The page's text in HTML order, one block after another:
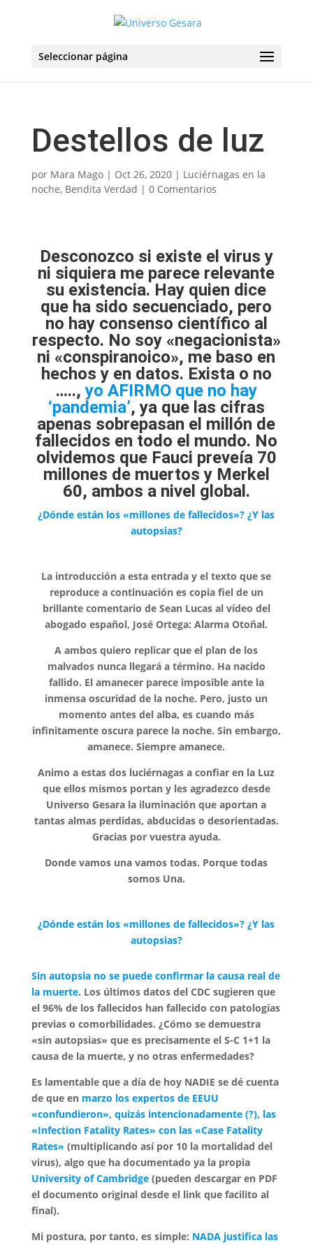
Seleccionar página
Destellos de luz
por Mara Mago| Oct 26, 2020| Luciérnagas en la
noche, Bendita Verdad | 0 Comentarios
Desconozco si existe el virus y
ni siquiera me parece relevante
su existencia. Hay quien dice
que ha sido secuenciado, pero
no hay consenso científico al
respecto. No soy «negacionista»
ni «conspiranoico», me baso en
hechos y en datos. Exista o no
…..,yo AFIRMO que no hay
‘pandemia’, ya que las cifras
apenas sobrepasan el millón de
fallecidos en todo el mundo. No
olvidemos que Fauci preveía 70
millones de muertos y Merkel
60, ambos a nivel global.
¿Dónde están los «millones de fallecidos»? ¿Y las
autopsias?
La introducción a esta entrada y el texto que se
reproduce a continuación es copia fiel de un
brillante comentario de Sean Lucas al vídeo del
abogado español, José Ortega: Alarma Otoñal.
A ambos quiero replicar que el plan de los
malvados nunca llegará a término. Ha nacido
fallido. El amanecer parece imposible ante la
inmensa oscuridad de la noche. Pero, justo un
momento antes del alba, es cuando más
infinitamente oscura parece la noche. Sin embargo,
amanece. Siempre amanece.
Animo a estas dos luciérnagas a confiar en la Luz
que ellos mismos portan y les agradezco desde
Universo Gesara la iluminación que aportan a
tantas almas perdidas, abducidas o desorientadas.
Gracias por vuestra ayuda.
Donde vamos una vamos todas. Porque todas
somos Una.
¿Dónde están los «millones de fallecidos»? ¿Y las
autopsias?
Sin autopsia no se puede confirmar la causa real de
la muerte. Los últimos datos del CDC sugieren que
el 96% de los fallecidos han fallecido con patologías
previas o comorbilidades. ¿Cómo se demuestra
«sin autopsias» que es precisamente el S-C 1+1 la
causa de la muerte, y no otras enfermedades?
Es lamentable que a día de hoy NADIE se dé cuenta
de que en marzo los expertos de EEUU
«confundieron», quizás intencionadamente (?), las
«Infection Fatality Rates» con las «Case Fatality
Rates» (multiplicando así por 10 la mortalidad del
virus), algo que ha documentado ya la propia
University of Cambridge (pueden descargar en PDF
el documento original desde el link que facilito al
final).
Mi postura, por tanto, es simple: NADA justifica las